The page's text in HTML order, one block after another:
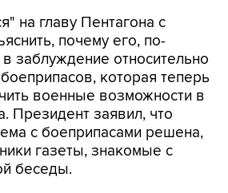
на главу Пентагона с
почему его, по-
заблуждение относительно
которая теперь
военные возможности в
Президент заявил, что
с боеприпасами решена,
газеты, знакомые с
беседы.